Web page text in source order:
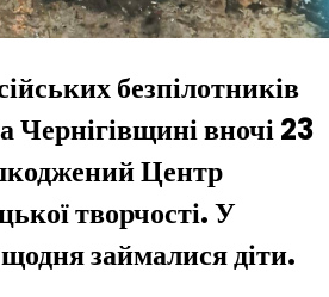
безпілотників
Чернігівщині вночі 23
Центр
творчості. У
займалися діти.